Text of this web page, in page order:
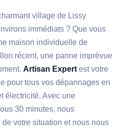
village de Lissy
immédiats ? Que vous
maison individuelle de
récent, une panne imprévue
Artisan Expertest votre
pour tous vos dépannages en
électricité. Avec une
30 minutes, nous
de votre situation et nous nous